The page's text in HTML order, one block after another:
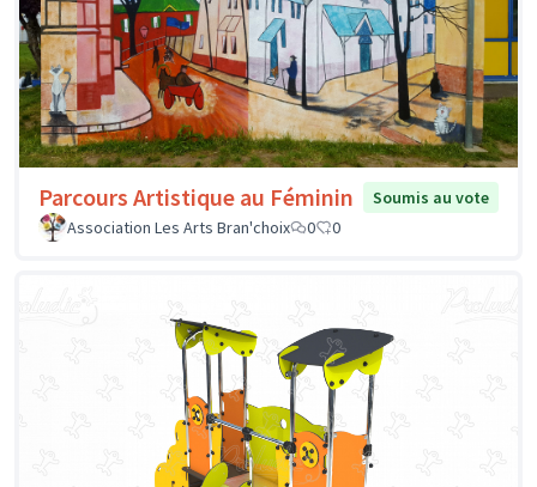
Parcours Artistique au Féminin
Soumis au vote
Association Les Arts Bran'choix
0 0